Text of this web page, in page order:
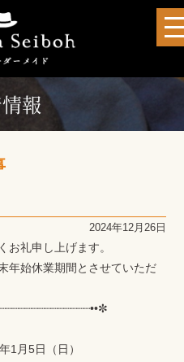
報
2024年12月26日
お礼申し上げます。
年始休業期間とさせていただ
1月5日（日）